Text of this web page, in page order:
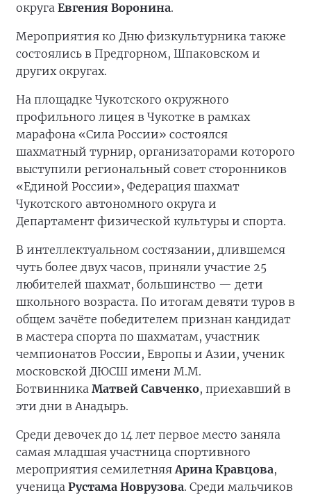
округа Евгения Воронина.
Мероприятия ко Дню физкультурника также
состоялись в Предгорном, Шпаковском и
других округах.
На площадке Чукотского окружного
профильного лицея в Чукотке в рамках
марафона «Сила России» состоялся
шахматный турнир, организаторами которого
выступили региональный совет сторонников
«Единой России», Федерация шахмат
Чукотского автономного округа и
Департамент физической культуры и спорта.
В интеллектуальном состязании, длившемся
чуть более двух часов, приняли участие 25
любителей шахмат, большинство — дети
школьного возраста. По итогам девяти туров в
общем зачёте победителем признан кандидат
в мастера спорта по шахматам, участник
чемпионатов России, Европы и Азии, ученик
московской ДЮСШ имени М.М.
Ботвинника Матвей Савченко, приехавший в
эти дни в Анадырь.
Среди девочек до 14 лет первое место заняла
самая младшая участница спортивного
мероприятия семилетняяАрина Кравцова,
ученица Рустама Новрузова. Среди мальчиков